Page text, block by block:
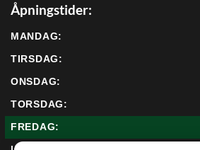
Åpningstider:
MANDAG:
TIRSDAG:
ONSDAG:
TORSDAG:
FREDAG: